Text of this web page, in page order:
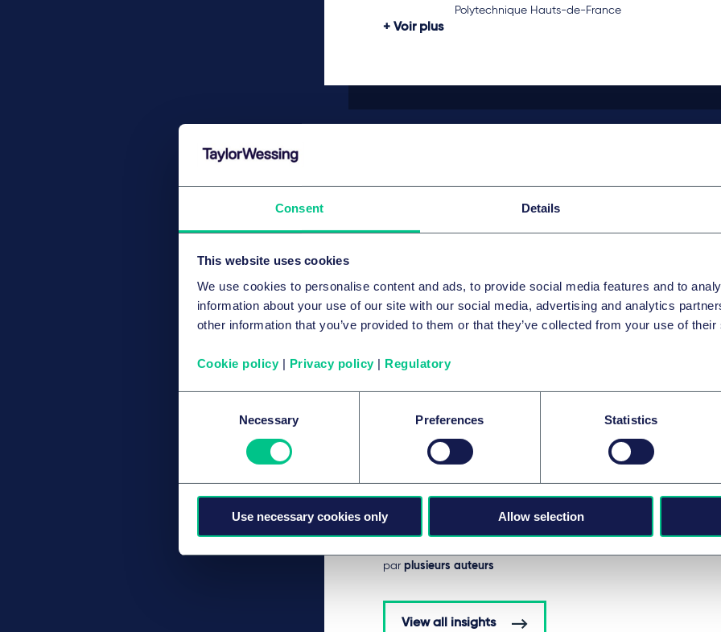
Consent Details
This website uses cookies
We use cookies to personalise content and ads, to provide social media features and to
information about your use of our site with our social media, advertising and analytics
other information that you’ve provided to them or that they’ve collected from your use of
Cookie policy | Privacy policy | Regulatory
Necessary Preferences Statistics
Use necessary cookies only Allow selection
Polytechnique Hauts-de-France
Voir plus
Related news & insights
MARCHÉS FINANCIERS INTERNATIONAUX
Taylor Wessing advises LEO III Fund on
steering business for European OEMs
parplusieurs auteurs
View all insights